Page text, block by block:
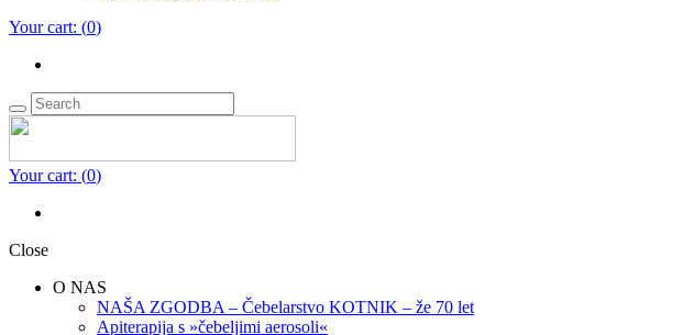
Your cart: (0)
Your cart: (0)
Close
O NAS
NAŠA ZGODBA – Čebelarstvo KOTNIK – že 70 let
Apiterapija s »čebeljimi aerosoli«